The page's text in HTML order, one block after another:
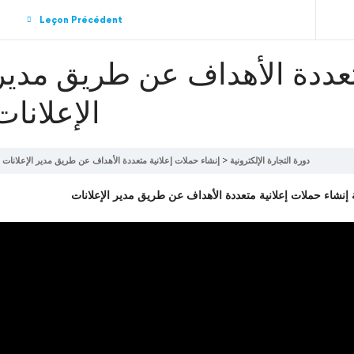
Leçon Précédent
الأهداف عن طريق
دورة التجارة الإلكترونية إنشاء حملات إعلانية متعددة الأهداف عن طريق مدير الإعلانات
حملات إعلانية متعددة الأهداف عن طريق مدير الإعلانات